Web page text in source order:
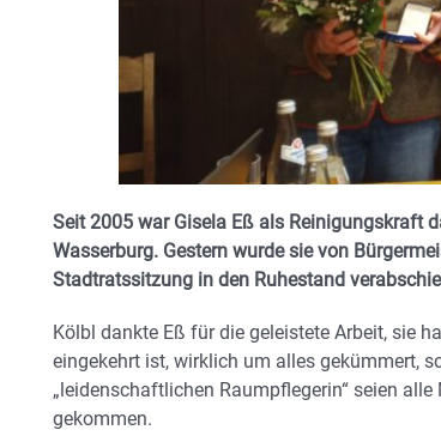
Seit 2005 war Gisela Eß als Reinigungskraft
Wasserburg. Gestern wurde sie von
Stadtratssitzung in den Ruhestand
Kölbl dankte Eß für die geleistete Arbeit, sie
eingekehrt ist, wirklich um alles gekümmert,
„leidenschaftlichen Raumpflegerin“ seien
gekommen.